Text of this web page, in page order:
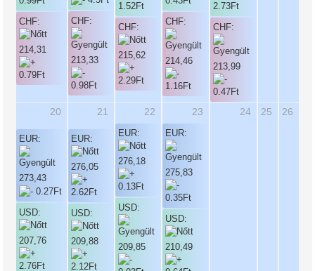
CHF:
214,31
CHF:
213,33
CHF:
215,62
CHF:
214,46
CHF:
213,99
20
EUR:
273,43
USD:
207,76
21
EUR:
276,05
USD:
209,88
22
EUR:
276,18
USD:
209,85
23
EUR:
275,83
USD:
210,49
24 25 26